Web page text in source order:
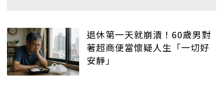
退休第一天就崩潰！60歲男對
著超商便當懷疑人生「一切好
安靜」